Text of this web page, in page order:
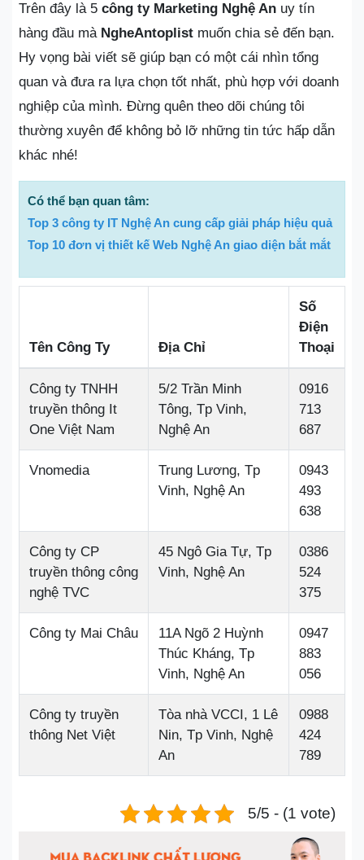
Trên đây là 5 công ty Marketing Nghệ An uy tín
hàng đầu mà NgheAntoplist muốn chia sẻ đến bạn.
Hy vọng bài viết sẽ giúp bạn có một cái nhìn tổng
quan và đưa ra lựa chọn tốt nhất, phù hợp với doanh
nghiệp của mình. Đừng quên theo dõi chúng tôi
thường xuyên để không bỏ lỡ những tin tức hấp dẫn
khác nhé!
Có thể bạn quan tâm:
Top 3 công ty IT Nghệ An cung cấp giải pháp hiệu quả
Top 10 đơn vị thiết kế Web Nghệ An giao diện bắt mắt
Tên Công Ty Địa Chỉ
Số
Điện
Thoại
Công ty TNHH
truyền thông It
One Việt Nam
5/2 Trần Minh
Tông, Tp Vinh,
Nghệ An
0916
713
687
Vnomedia
Trung Lương, Tp
Vinh, Nghệ An
0943
493
638
Công ty CP
truyền thông công
nghệ TVC
45 Ngô Gia Tự, Tp
Vinh, Nghệ An
0386
524
375
Công ty Mai Châu
11A Ngõ 2 Huỳnh
Thúc Kháng, Tp
Vinh, Nghệ An
0947
883
056
Công ty truyền
thông Net Việt
Tòa nhà VCCI, 1 Lê
Nin, Tp Vinh, Nghệ
An
0988
424
789
5/5 - (1 vote)